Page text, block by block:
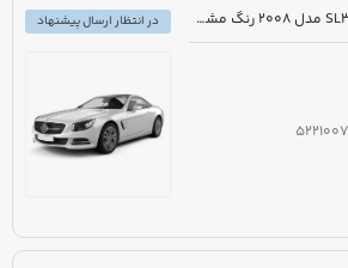
مزایده دولتی خودرو بنز SL350 مدل 2008 رنگ مشکی روغنی
در انتظار ارسال پیشنهاد